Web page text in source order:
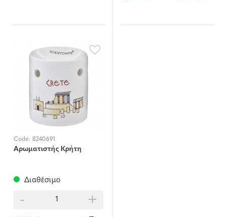
Code: 8240691
Αρωματιστής Κρήτη
Διαθέσιμο
- +